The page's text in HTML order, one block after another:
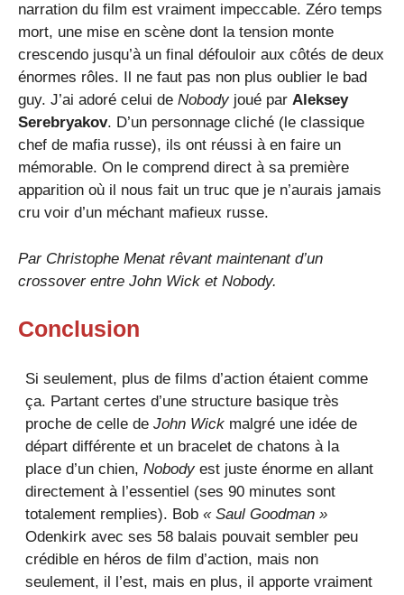
narration du film est vraiment impeccable. Zéro temps
mort, une mise en scène dont la tension monte
crescendo jusqu’à un final défouloir aux côtés de deux
énormes rôles. Il ne faut pas non plus oublier le bad
guy. J’ai adoré celui de Nobodyjoué par Aleksey
Serebryakov. D’un personnage cliché (le classique
chef de mafia russe), ils ont réussi à en faire un
mémorable. On le comprend direct à sa première
apparition où il nous fait un truc que je n’aurais jamais
cru voir d’un méchant mafieux russe.
Par Christophe Menatrêvant maintenant d’un
crossover entre John Wick et Nobody.
Conclusion
Si seulement, plus de films d’action étaient comme
ça. Partant certes d’une structure basique très
proche de celle de John Wick malgré une idée de
départ différente et un bracelet de chatons à la
place d’un chien, Nobodyest juste énorme en allant
directement à l’essentiel (ses 90 minutes sont
totalement remplies). Bob « Saul Goodman »
Odenkirk avec ses 58 balais pouvait sembler peu
crédible en héros de film d’action, mais non
seulement, il l’est, mais en plus, il apporte vraiment